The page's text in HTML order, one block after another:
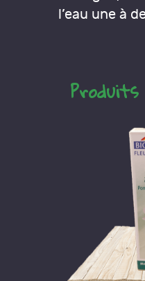
l’eau une à